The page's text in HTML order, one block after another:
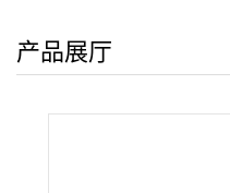
产品展厅